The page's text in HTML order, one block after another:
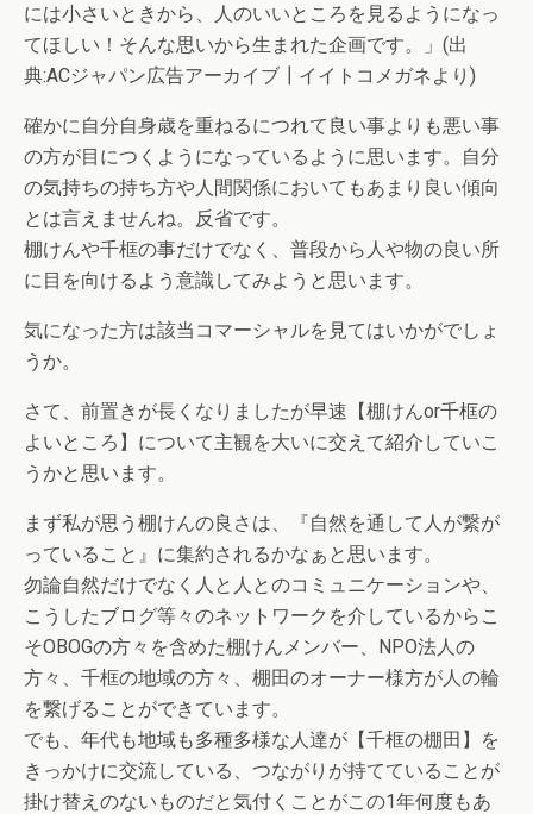
には小さいときから、人のいいところを見るようになっ
てほしい！そんな思いから生まれた企画です。」(出
典:ACジャパン広告アーカイブ┃イイトコメガネより)
確かに自分自身歳を重ねるにつれて良い事よりも悪い事
の方が目につくようになっているように思います。自分
の気持ちの持ち方や人間関係においてもあまり良い傾向
とは言えませんね。反省です。
棚けんや千框の事だけでなく、普段から人や物の良い所
に目を向けるよう意識してみようと思います。
気になった方は該当コマーシャルを見てはいかがでしょ
うか。
さて、前置きが長くなりましたが早速【棚けんor千框の
よいところ】について主観を大いに交えて紹介していこ
うかと思います。
まず私が思う棚けんの良さは、『自然を通して人が繋が
っていること』に集約されるかなぁと思います。
勿論自然だけでなく人と人とのコミュニケーションや、
こうしたブログ等々のネットワークを介しているからこ
そOBOGの方々を含めた棚けんメンバー、NPO法人の
方々、千框の地域の方々、棚田のオーナー様方が人の輪
を繋げることができています。
でも、年代も地域も多種多様な人達が【千框の棚田】を
きっかけに交流している、つながりが持てていることが
掛け替えのないものだと気付くことがこの1年何度もあ